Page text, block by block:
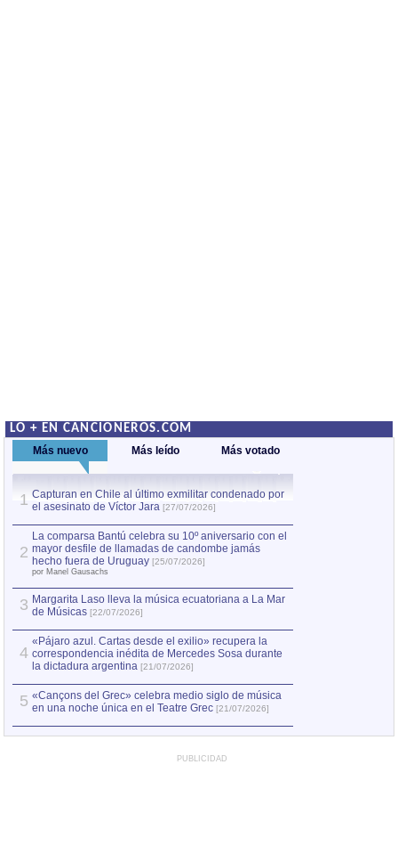
LO + EN CANCIONEROS.COM
Más nuevo Más leído Más votado
1 Capturan en Chile al último exmilitar condenado por
el asesinato de Víctor Jara [27/07/2026]
2
La comparsa Bantú celebra su 10º aniversario con el
mayor desfile de llamadas de candombe jamás
hecho fuera de Uruguay [25/07/2026]
por Manel Gausachs
3 Margarita Laso lleva la música ecuatoriana a La Mar
de Músicas [22/07/2026]
4
«Pájaro azul. Cartas desde el exilio» recupera la
correspondencia inédita de Mercedes Sosa durante
la dictadura argentina [21/07/2026]
5 «Cançons del Grec» celebra medio siglo de música
en una noche única en el Teatre Grec [21/07/2026]
PUBLICIDAD